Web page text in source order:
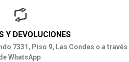
Y DEVOLUCIONES
7331, Piso 9, Las Condes o a través
WhatsApp